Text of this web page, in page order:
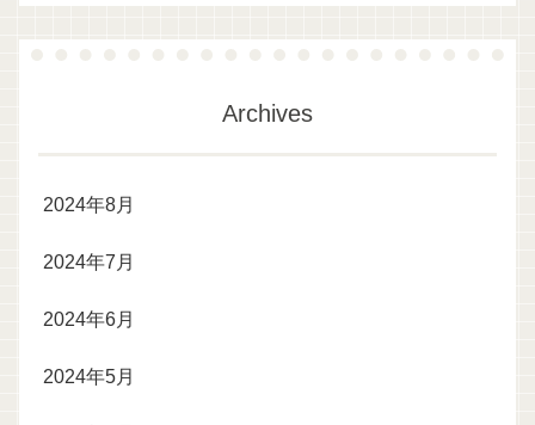
Archives
2024年8月
2024年7月
2024年6月
2024年5月